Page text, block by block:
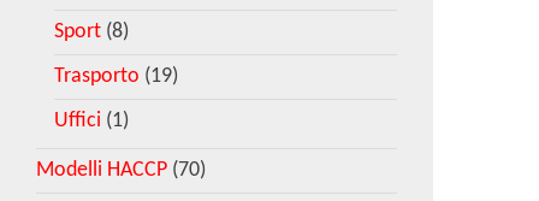
Sport (8)
Trasporto (19)
Uffici (1)
Modelli HACCP (70)